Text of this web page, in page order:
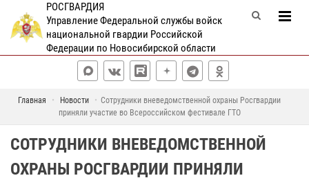
РОСГВАРДИЯ
Управление Федеральной службы войск
национальной гвардии Российской
Федерации по Новосибирской области
Главная Новости
Сотрудники вневедомственной охраны Росгвардии
приняли участие во Всероссийском фестивале ГТО
СОТРУДНИКИ ВНЕВЕДОМСТВЕННОЙ
ОХРАНЫ РОСГВАРДИИ ПРИНЯЛИ